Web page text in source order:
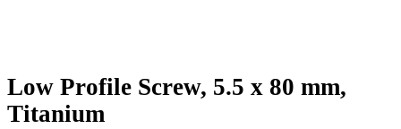
Low Profile Screw, 5.5 x 80 mm,
Titanium